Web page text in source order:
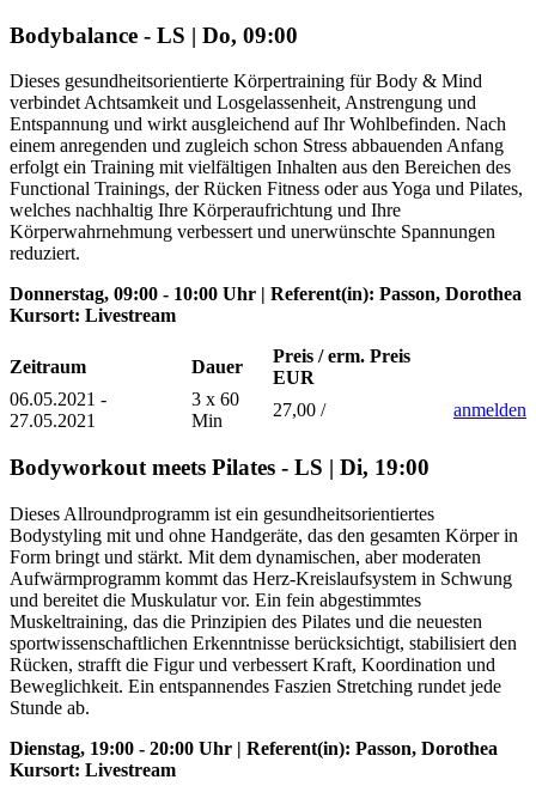
Bodybalance - LS | Do, 09:00
Dieses gesundheitsorientierte Körpertraining für Body & Mind
verbindet Achtsamkeit und Losgelassenheit, Anstrengung und
Entspannung und wirkt ausgleichend auf Ihr Wohlbefinden. Nach
einem anregenden und zugleich schon Stress abbauenden Anfang
erfolgt ein Training mit vielfältigen Inhalten aus den Bereichen des
Functional Trainings, der Rücken Fitness oder aus Yoga und Pilates,
welches nachhaltig Ihre Körperaufrichtung und Ihre
Körperwahrnehmung verbessert und unerwünschte Spannungen
reduziert.
Donnerstag, 09:00 - 10:00 Uhr | Referent(in): Passon, Dorothea
Kursort: Livestream
Zeitraum Dauer
Preis / erm. Preis
EUR
06.05.2021 -
27.05.2021
3 x 60
Min
27,00 / anmelden
Bodyworkout meets Pilates - LS | Di, 19:00
Dieses Allroundprogramm ist ein gesundheitsorientiertes
Bodystyling mit und ohne Handgeräte, das den gesamten Körper in
Form bringt und stärkt. Mit dem dynamischen, aber moderaten
Aufwärmprogramm kommt das Herz-Kreislaufsystem in Schwung
und bereitet die Muskulatur vor. Ein fein abgestimmtes
Muskeltraining, das die Prinzipien des Pilates und die neuesten
sportwissenschaftlichen Erkenntnisse berücksichtigt, stabilisiert den
Rücken, strafft die Figur und verbessert Kraft, Koordination und
Beweglichkeit. Ein entspannendes Faszien Stretching rundet jede
Stunde ab.
Dienstag, 19:00 - 20:00 Uhr | Referent(in): Passon, Dorothea
Kursort: Livestream